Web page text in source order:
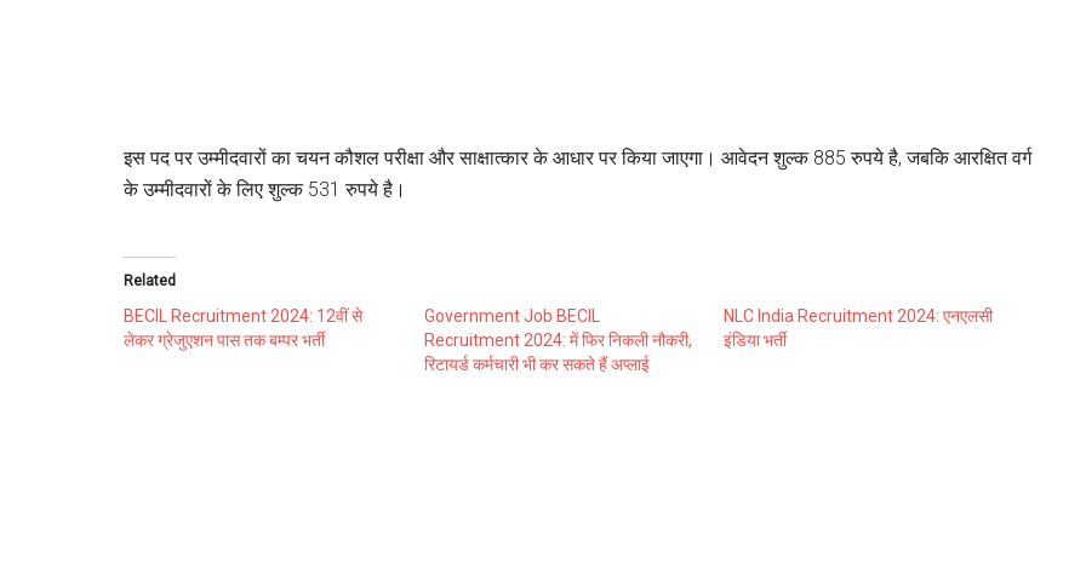
इस पद पर उम्मीदवारों का चयन कौशल परीक्षा और साक्षात्कार के आधार पर किया जाएगा। आवेदन शुल्क 885 रुपये है, जबकि आरक्षित वर्ग
के उम्मीदवारों के लिए शुल्क 531 रुपये है।
Related
BECIL Recruitment 2024: 12वीं से
लेकर ग्रेजुएशन पास तक बम्पर भर्ती
Government Job BECIL
Recruitment 2024: में फिर निकली नौकरी,
रिटायर्ड कर्मचारी भी कर सकते हैं अप्लाई
NLC India Recruitment 2024: एनएलसी
इंडिया भर्ती